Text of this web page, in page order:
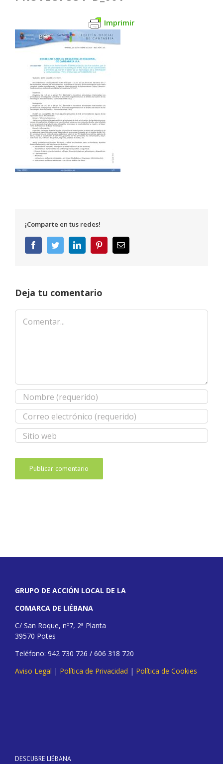
Imprimir
¡Comparte en tus redes!
FacebookTwitterLinkedInPinterestCorreo
electrónico
Deja tu comentario
Comentar
GRUPO DE ACCIÓN LOCAL DE LA
COMARCA DE LIÉBANA
C/ San Roque, nº7, 2ª Planta
39570 Potes
Teléfono: 942 730 726 / 606 318 720
Aviso Legal | Política de Privacidad | Política de Cookies
DESCUBRE LIÉBANA